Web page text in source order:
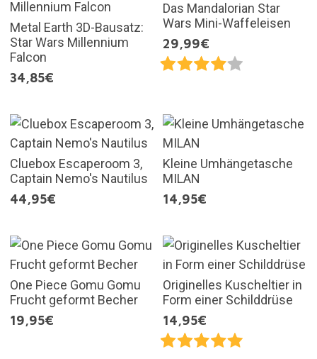
Metal Earth 3D-Bausatz:
Star Wars Millennium
Falcon
34,85€
Das Mandalorian Star
Wars Mini-Waffeleisen
29,99€
Cluebox Escaperoom 3,
Captain Nemo's Nautilus
44,95€
Kleine Umhängetasche
MILAN
14,95€
One Piece Gomu Gomu
Frucht geformt Becher
19,95€
Originelles Kuscheltier in
Form einer Schilddrüse
14,95€